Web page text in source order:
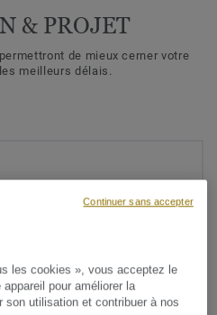
& PROJET
de mieux cerner votre
meilleurs délais.
les cookies », vous acceptez le
pour améliorer la
son utilisation et contribuer à nos
Continuer sans accepter